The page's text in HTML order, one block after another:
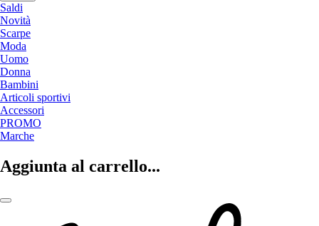
Saldi
Novità
Scarpe
Moda
Uomo
Donna
Bambini
Articoli sportivi
Accessori
PROMO
Marche
Aggiunta al carrello...